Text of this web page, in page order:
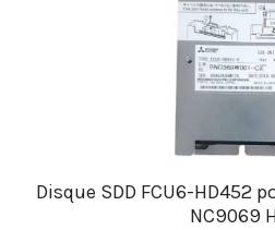
Disque SDD FCU6-HD452
NC9069